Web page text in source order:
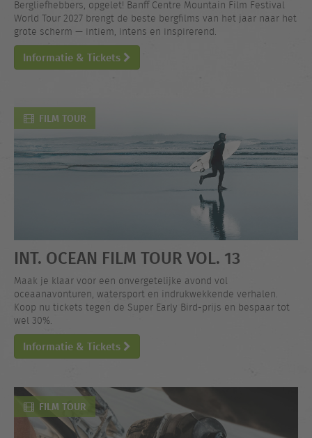
Bergliefhebbers, opgelet! Banff Centre Mountain Film Festival
World Tour 2027 brengt de beste bergfilms van het jaar naar het
grote scherm — intiem, intens en inspirerend.
Informatie & Tickets
FILM TOUR
INT. OCEAN FILM TOUR VOL. 13
Maak je klaar voor een onvergetelijke avond vol
oceaanavonturen, watersport en indrukwekkende verhalen.
Koop nu tickets tegen de Super Early Bird-prijs en bespaar tot
wel 30%.
Informatie & Tickets
FILM TOUR